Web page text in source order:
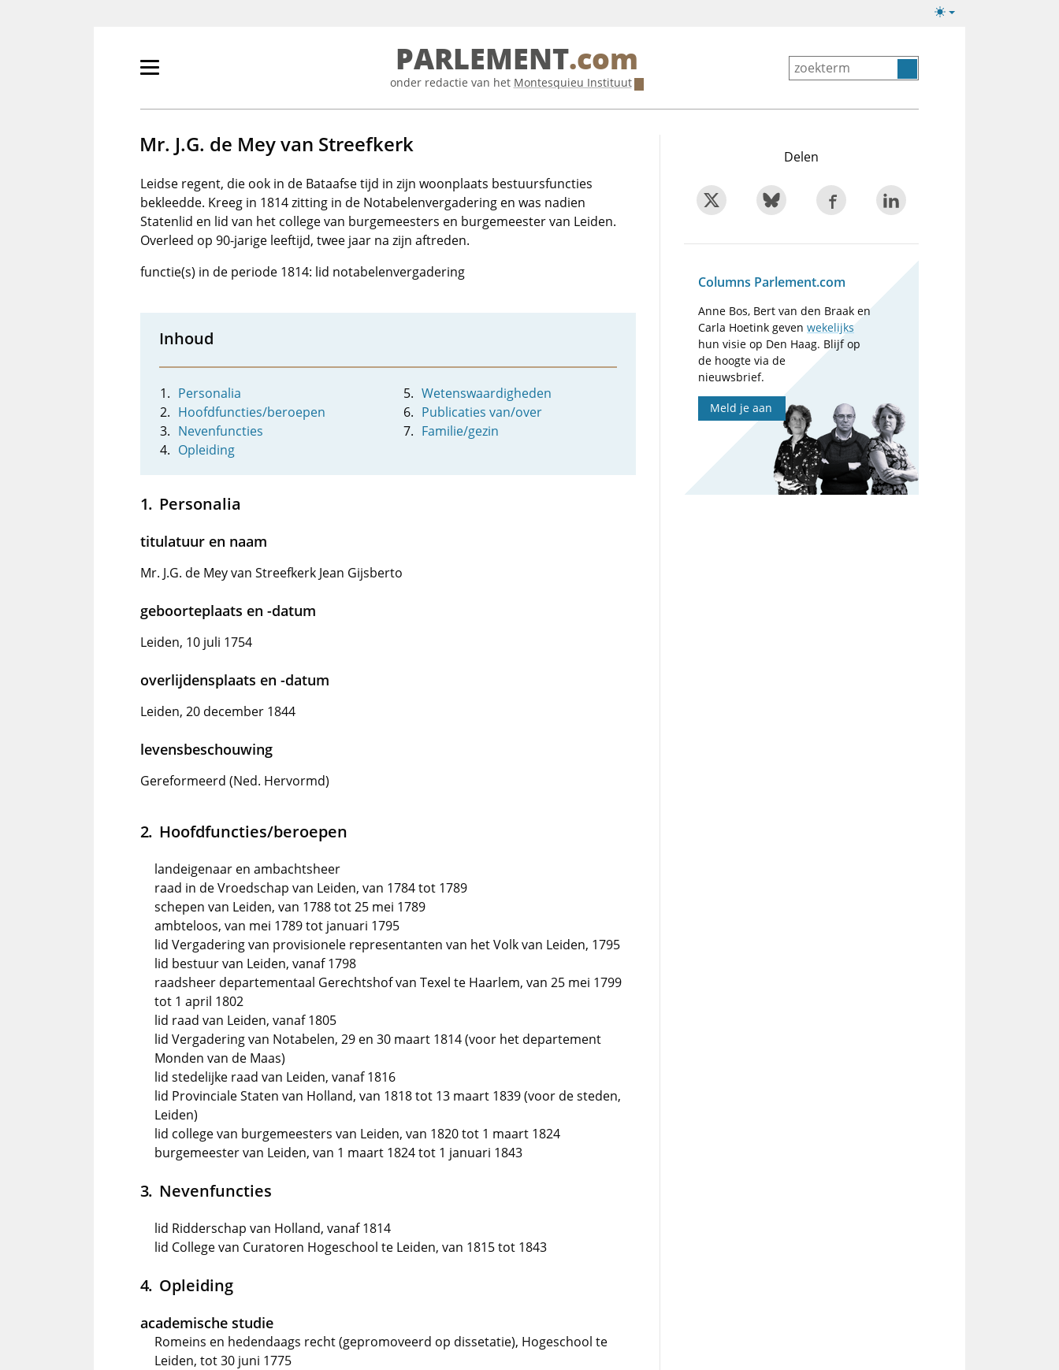
Lichte/donkere
Primair
tonen/verbergen
PARLEMENT.com
onder redactie van het Montesquieu Instituut
Mr. J.G. de Mey van Streefkerk
Leidse regent, die ook in de Bataafse tijd in zijn woonplaats bestuursfuncties
bekleedde. Kreeg in 1814 zitting in de Notabelenvergadering en was nadien
Statenlid en lid van het college van burgemeesters en burgemeester van Leiden.
Overleed op 90-jarige leeftijd, twee jaar na zijn aftreden.
functie(s) in de periode 1814: lid notabelenvergadering
Inhoud
Personalia
Hoofdfuncties/beroepen
Nevenfuncties
Opleiding
Wetenswaardigheden
Publicaties van/over
Familie/gezin
Personalia
titulatuur en naam
Mr. J.G. de Mey van Streefkerk Jean Gijsberto
geboorteplaats en -datum
Leiden, 10 juli 1754
overlijdensplaats en -datum
Leiden, 20 december 1844
levensbeschouwing
Gereformeerd (Ned. Hervormd)
Hoofdfuncties/beroepen
landeigenaar en ambachtsheer
raad in de Vroedschap van Leiden, van 1784 tot 1789
schepen van Leiden, van 1788 tot 25 mei 1789
ambteloos, van mei 1789 tot januari 1795
lid Vergadering van provisionele representanten van het Volk van Leiden, 1795
lid bestuur van Leiden, vanaf 1798
raadsheer departementaal Gerechtshof van Texel te Haarlem, van 25 mei 1799
tot 1 april 1802
lid raad van Leiden, vanaf 1805
lid Vergadering van Notabelen, 29 en 30 maart 1814 (voor het departement
Monden van de Maas)
lid stedelijke raad van Leiden, vanaf 1816
lid Provinciale Staten van Holland, van 1818 tot 13 maart 1839 (voor de steden,
Leiden)
lid college van burgemeesters van Leiden, van 1820 tot 1 maart 1824
burgemeester van Leiden, van 1 maart 1824 tot 1 januari 1843
Nevenfuncties
lid Ridderschap van Holland, vanaf 1814
lid College van Curatoren Hogeschool te Leiden, van 1815 tot 1843
Opleiding
academische studie
Romeins en hedendaags recht (gepromoveerd op dissetatie), Hogeschool te
Leiden, tot 30 juni 1775
Delen
Columns Parlement.com
Anne Bos, Bert van den Braak en
Carla Hoetink gevenwekelijks
hun visie op Den Haag. Blijf op
de hoogte via de
nieuwsbrief.
Meld je aan